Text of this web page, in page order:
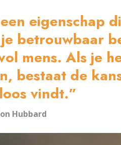
eigenschap
betrouwbaar
mens. Als je
bestaat de
vindt.”
Hubbard